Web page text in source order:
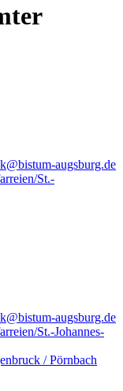
augsburg.de
St.-
augsburg.de
St.-Johannes-
/ Pörnbach